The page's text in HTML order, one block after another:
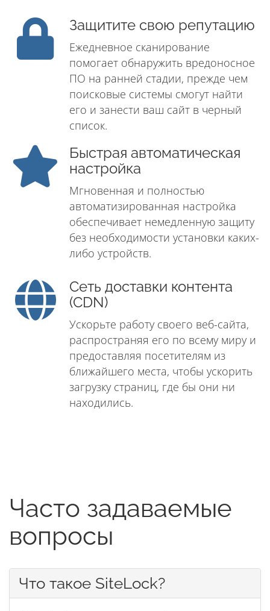
Защитите свою репутацию
Ежедневное сканирование
помогает обнаружить вредоносное
ПО на ранней стадии, прежде чем
поисковые системы смогут найти
его и занести ваш сайт в черный
список.
Быстрая автоматическая
настройка
Мгновенная и полностью
автоматизированная настройка
обеспечивает немедленную защиту
без необходимости установки каких-
либо устройств.
Сеть доставки контента
(CDN)
Ускорьте работу своего веб-сайта,
распространяя его по всему миру и
предоставляя посетителям из
ближайшего места, чтобы ускорить
загрузку страниц, где бы они ни
находились.
Часто задаваемые
вопросы
Что такое SiteLock?